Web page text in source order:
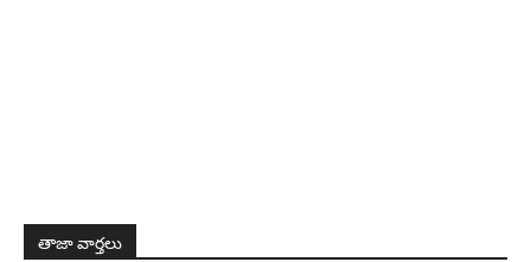
తాజా వార్తలు